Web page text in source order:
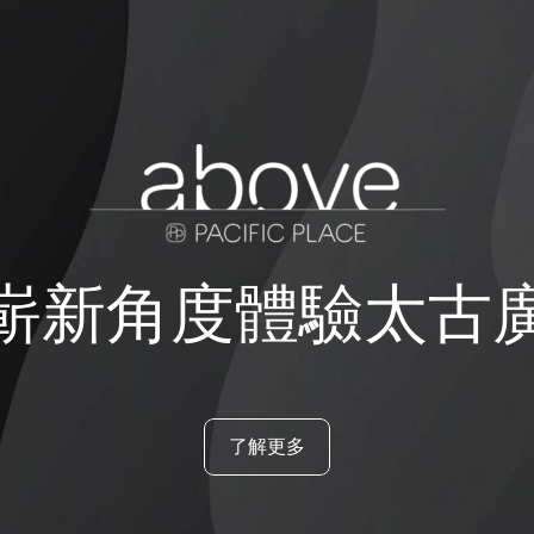
新角度體驗太古
了解更多